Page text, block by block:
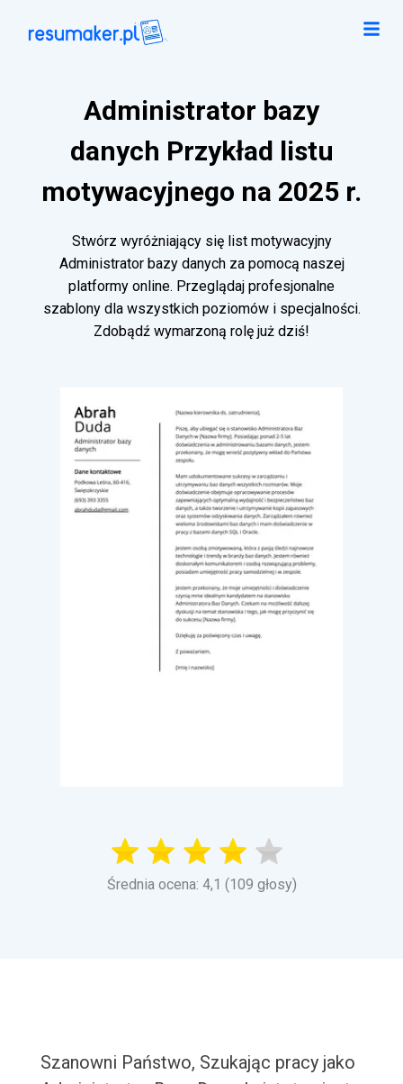
Administrator bazy
danych Przykład listu
motywacyjnego na 2025 r.
Stwórz wyróżniający się list motywacyjny
Administrator bazy danych za pomocą naszej
platformy online. Przeglądaj profesjonalne
szablony dla wszystkich poziomów i specjalności.
Zdobądź wymarzoną rolę już dziś!
Średnia ocena: 4,1 (109 głosy)
Szanowni Państwo, Szukając pracy jako